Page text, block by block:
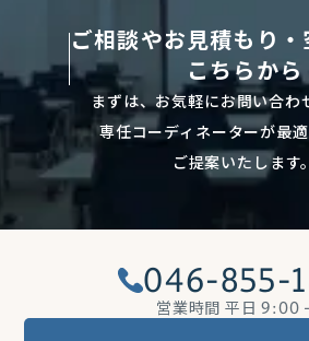
ご相談やお見積もり
こちらから
まずは、お気軽にお問い合わ
専任コーディネーターが最
ご提案いたします。
046-855-
営業時間 平日9:00